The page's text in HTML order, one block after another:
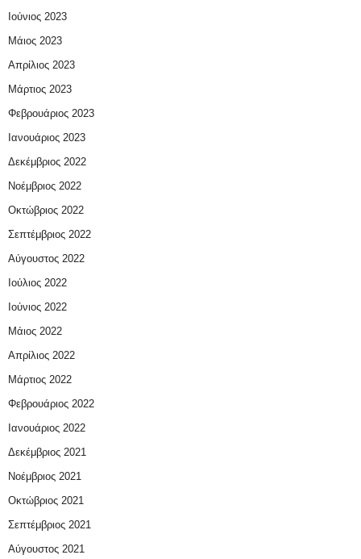
Ιούνιος 2023
Μάιος 2023
Απρίλιος 2023
Μάρτιος 2023
Φεβρουάριος 2023
Ιανουάριος 2023
Δεκέμβριος 2022
Νοέμβριος 2022
Οκτώβριος 2022
Σεπτέμβριος 2022
Αύγουστος 2022
Ιούλιος 2022
Ιούνιος 2022
Μάιος 2022
Απρίλιος 2022
Μάρτιος 2022
Φεβρουάριος 2022
Ιανουάριος 2022
Δεκέμβριος 2021
Νοέμβριος 2021
Οκτώβριος 2021
Σεπτέμβριος 2021
Αύγουστος 2021